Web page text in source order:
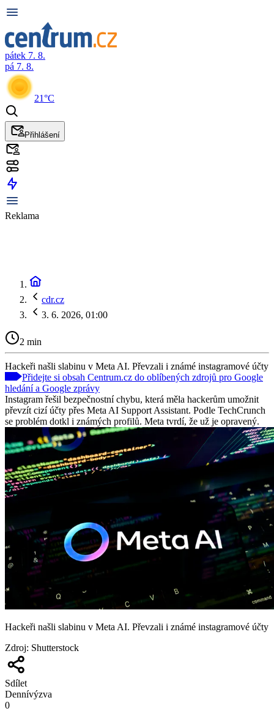
pátek 7. 8.
pá 7. 8.
21°C
Přihlášení
Reklama
cdr.cz
3. 6. 2026, 01:00
2 min
Hackeři našli slabinu v Meta AI. Převzali i známé instagramové účty
Přidejte si obsah Centrum.cz do oblíbených zdrojů pro Google
hledání a Google zprávy
Instagram řešil bezpečnostní chybu, která měla hackerům umožnit
převzít cizí účty přes Meta AI Support Assistant. Podle TechCrunch
se problém dotkl i známých profilů. Meta tvrdí, že už je opravený.
Hackeři našli slabinu v Meta AI. Převzali i známé instagramové účty
Zdroj: Shutterstock
Sdílet
Dennívýzva
0